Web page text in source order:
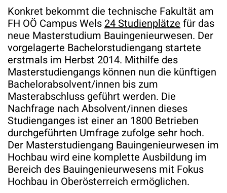
Konkret bekommt die technische Fakultät am
FH OÖ Campus Wels24 Studienplätzefür das
neue Masterstudium Bauingenieurwesen. Der
vorgelagerte Bachelorstudiengang startete
erstmals im Herbst 2014. Mithilfe des
Masterstudiengangs können nun die künftigen
Bachelorabsolvent/innen bis zum
Masterabschluss geführt werden. Die
Nachfrage nach Absolvent/innen dieses
Studienganges ist einer an 1800 Betrieben
durchgeführten Umfrage zufolge sehr hoch.
Der Masterstudiengang Bauingenieurwesen im
Hochbau wird eine komplette Ausbildung im
Bereich des Bauingenieurwesens mit Fokus
Hochbau in Oberösterreich ermöglichen.